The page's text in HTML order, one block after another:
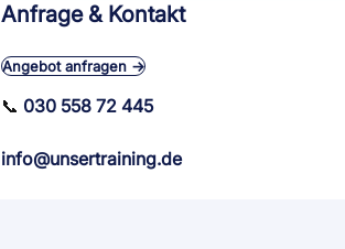
Anfrage & Kontakt
Angebot anfragen →
📞 030 558 72 445
info@unsertraining.de